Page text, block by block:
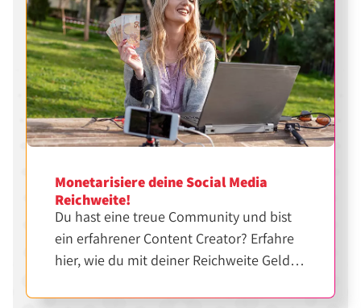
Monetarisiere deine Social Media
Reichweite!
Du hast eine treue Community und bist
ein erfahrener Content Creator? Erfahre
hier, wie du mit deiner Reichweite Geld